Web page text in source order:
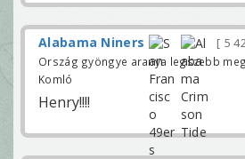
Alabama Niners 5
Ország gyöngye aranya legszebb
Komló
Henry!!!!